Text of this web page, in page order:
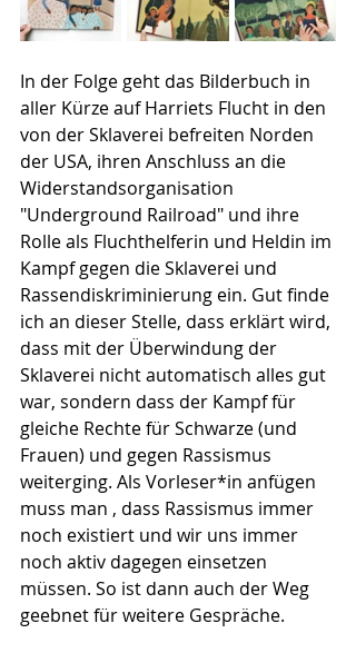
In der Folge geht das Bilderbuch in
aller Kürze auf Harriets Flucht in den
von der Sklaverei befreiten Norden
der USA, ihren Anschluss an die
Widerstandsorganisation
"Underground Railroad" und ihre
Rolle als Fluchthelferin und Heldin im
Kampf gegen die Sklaverei und
Rassendiskriminierung ein. Gut finde
ich an dieser Stelle, dass erklärt wird,
dass mit der Überwindung der
Sklaverei nicht automatisch alles gut
war, sondern dass der Kampf für
gleiche Rechte für Schwarze (und
Frauen) und gegen Rassismus
weiterging. Als Vorleser*in anfügen
muss man , dass Rassismus immer
noch existiert und wir uns immer
noch aktiv dagegen einsetzen
müssen. So ist dann auch der Weg
geebnet für weitere Gespräche.